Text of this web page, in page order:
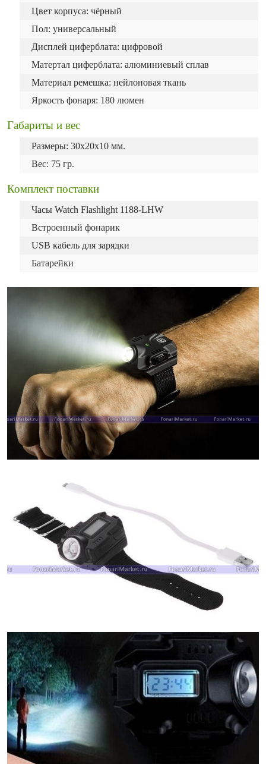
Цвет корпуса: чёрный
Пол: универсальный
Дисплей циферблата: цифровой
Матертал циферблата: алюминиевый сплав
Материал ремешка: нейлоновая ткань
Яркость фонаря: 180 люмен
Габариты и вес
Размеры: 30х20х10 мм.
Вес: 75 гр.
Комплект поставки
Часы Watch Flashlight 1188-LHW
Встроенный фонарик
USB кабель для зарядки
Батарейки